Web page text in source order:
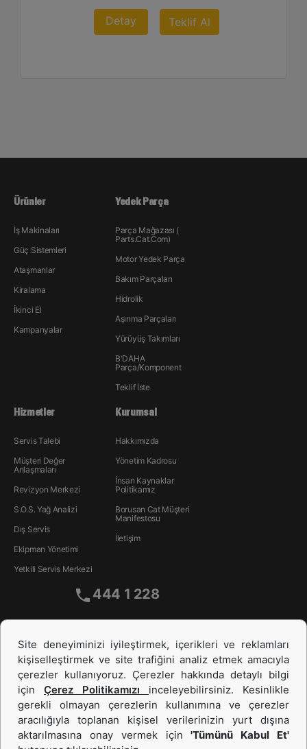
Detay Teklif Al
Ürünler
İş Makinaları
Güç Sistemleri
Ataşmanlar
Kiralama
İkinci El
Kampanyalar
Yedek Parça
Parça Mağazası (
Parts.Cat.Com)
Motor Yedek Parça
Bakım Parçaları
Hidrolik
Aşınma Parçaları
Yürüyüş Takımları
B'DAHA
Parça/Komponent
Teklif İste
Hizmetler
Servis Talebi
Müşteri Değer
Anlaşmaları
Revizyon Merkezi
S.O.S. Yağ Analizi
Dış Servis
Ekipman Yönetimi
Yetkili Servis Merkezi
Kurumsal
Hakkımızda
Yönetim Kadrosu
İnsan Kaynakları
Politikamız
Borusan Cat Müşteri
Manifestosu
İletişim
444 1 228
İş Makinası ve Güç Sistemleri
Site deneyiminizi iyileştirmek, içerikleri ve reklamları
kişiselleştirmek ve site trafiğini analiz etmek amacıyla
çerezler kullanıyoruz. Çerezler hakkında detaylı bilgi
için Çerez Politikamızı inceleyebilirsiniz. Kesinlikle
gerekli olmayan çerezlerin kullanımına ve çerezler
aracılığıyla toplanan kişisel verilerinizin yurt dışına
aktarılmasına onay vermek için'Tümünü Kabul Et'